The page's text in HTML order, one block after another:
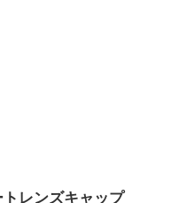
レンズキャップ